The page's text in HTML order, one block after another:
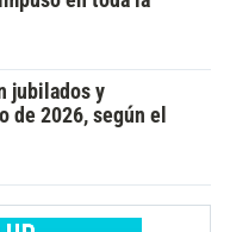
jubilados y
de 2026, según el